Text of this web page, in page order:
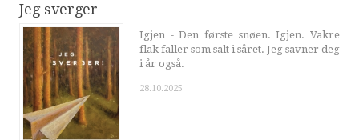
Jeg sverger
Igjen - Den første snøen. Igjen. Vakre
flak faller som salt i såret. Jeg savner deg
i år også.
28.10.2025